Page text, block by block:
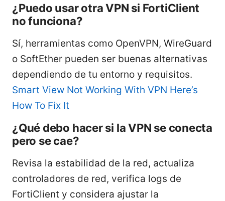
¿Puedo usar otra VPN si FortiClient
no funciona?
Sí, herramientas como OpenVPN, WireGuard
o SoftEther pueden ser buenas alternativas
dependiendo de tu entorno y requisitos.
Smart View Not Working With VPN Here’s
How To Fix It
¿Qué debo hacer si la VPN se conecta
pero se cae?
Revisa la estabilidad de la red, actualiza
controladores de red, verifica logs de
FortiClient y considera ajustar la